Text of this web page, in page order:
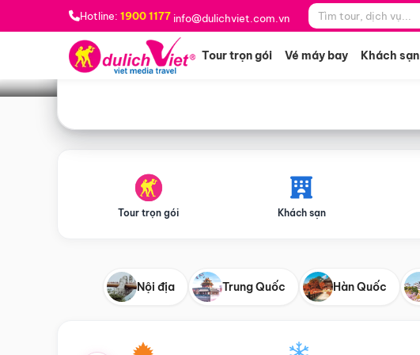
Hotline: 1900 1177 info@dulichviet.com.vn
Tour trọn gói Vé máy bay Khách sạn
Bạn muốn đi đâu? *
Tour trọn gói Khách sạn
Nội địa Trung Quốc Hàn Quốc